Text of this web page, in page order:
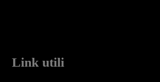
Link utili